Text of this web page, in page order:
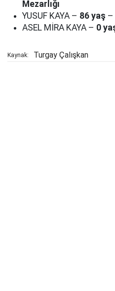
Mezarlığı
YUSUF KAYA – 86 yaş –
ASEL MİRA KAYA – 0
Kaynak: Turgay Çalışkan